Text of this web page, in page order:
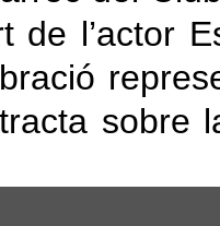
de l’actor
sobre